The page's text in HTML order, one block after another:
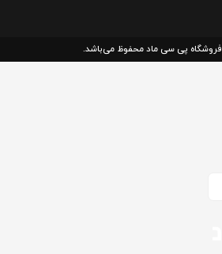
پی سی ماد محفوظ می‌باشد.